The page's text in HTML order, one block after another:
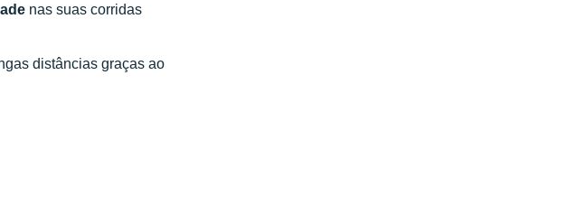
nas suas corridas
distâncias graças ao